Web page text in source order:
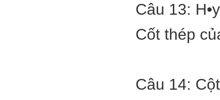
Câu 13:
Cốt thép
Câu 14: